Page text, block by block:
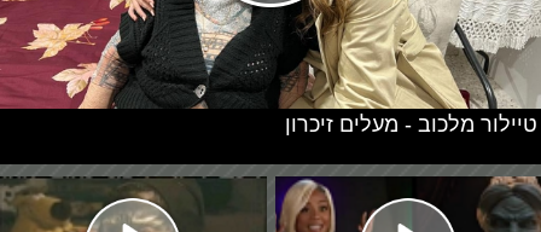
טיילור מלכוב - מעלים זיכרון